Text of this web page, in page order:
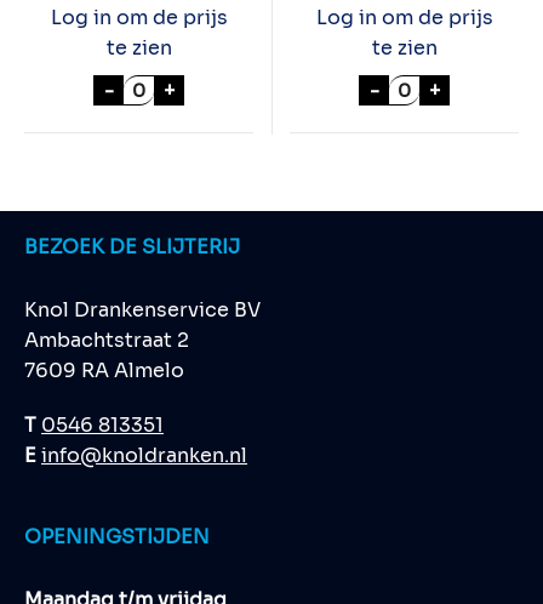
Log in om de prijs
te zien
- JAMESON IRISH WHISKEY 70cl aantal
+
Log in om de prijs
te zien
- BLACK
+
BEZOEK DE SLIJTERIJ
Knol Drankenservice BV
Ambachtstraat 2
7609 RA Almelo
T 0546 813351
Einfo@knoldranken.nl
OPENINGSTIJDEN